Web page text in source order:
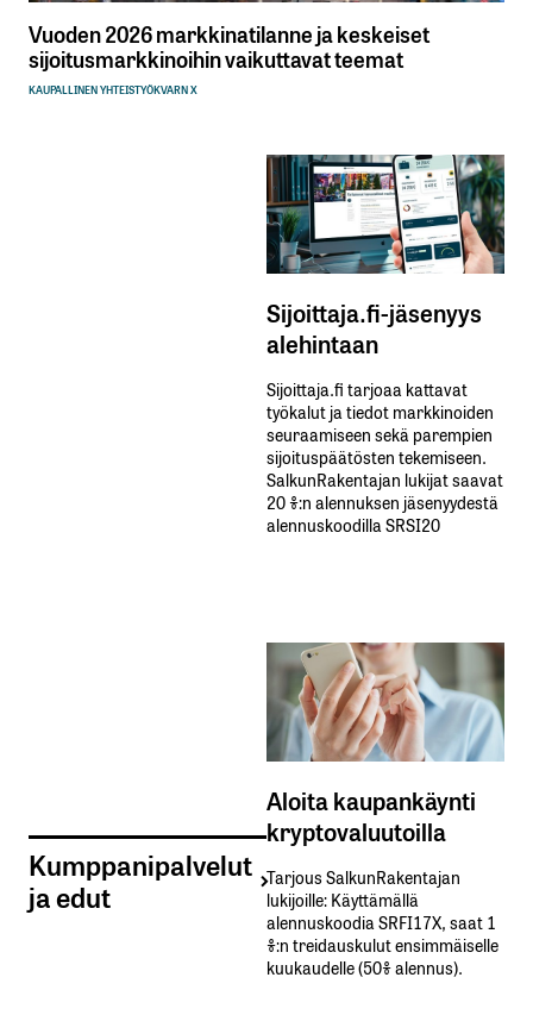
Vuoden 2026 markkinatilanne ja keskeiset
sijoitusmarkkinoihin vaikuttavat teemat
KAUPALLINEN YHTEISTYÖKVARN X
Kumppanipalvelut
ja edut
Sijoittaja.fi-jäsenyys
alehintaan
Sijoittaja.fi tarjoaa kattavat
työkalut ja tiedot markkinoiden
seuraamiseen sekä parempien
sijoituspäätösten tekemiseen.
SalkunRakentajan lukijat saavat
20 %:n alennuksen jäsenyydestä
alennuskoodilla SRSI20
Aloita kaupankäynti
kryptovaluutoilla
Tarjous SalkunRakentajan
lukijoille: Käyttämällä​ ​
alennuskoodia​ ​SRFI17X,​ ​saat​ ​1
%:n treidauskulut​ ​ensimmäiselle​ ​
kuukaudelle​ ​(50%​ ​alennus).